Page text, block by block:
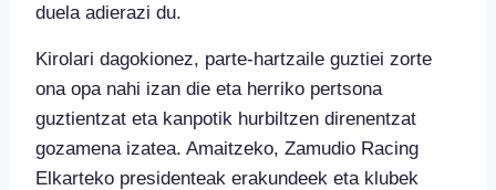
duela adierazi du.
Kirolari dagokionez, parte-hartzaile guztiei zorte
ona opa nahi izan die eta herriko pertsona
guztientzat eta kanpotik hurbiltzen direnentzat
gozamena izatea. Amaitzeko, Zamudio Racing
Elkarteko presidenteak erakundeek eta klubek